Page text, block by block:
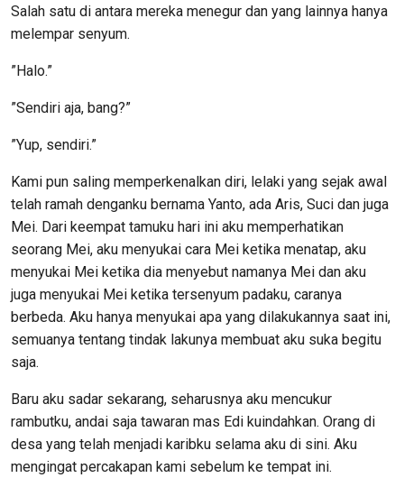
Salah satu di antara mereka menegur dan yang lainnya hanya
melempar senyum.
”Halo.”
”Sendiri aja, bang?”
”Yup, sendiri.”
Kami pun saling memperkenalkan diri, lelaki yang sejak awal
telah ramah denganku bernama Yanto, ada Aris, Suci dan juga
Mei. Dari keempat tamuku hari ini aku memperhatikan
seorang Mei, aku menyukai cara Mei ketika menatap, aku
menyukai Mei ketika dia menyebut namanya Mei dan aku
juga menyukai Mei ketika tersenyum padaku, caranya
berbeda. Aku hanya menyukai apa yang dilakukannya saat ini,
semuanya tentang tindak lakunya membuat aku suka begitu
saja.
Baru aku sadar sekarang, seharusnya aku mencukur
rambutku, andai saja tawaran mas Edi kuindahkan. Orang di
desa yang telah menjadi karibku selama aku di sini. Aku
mengingat percakapan kami sebelum ke tempat ini.